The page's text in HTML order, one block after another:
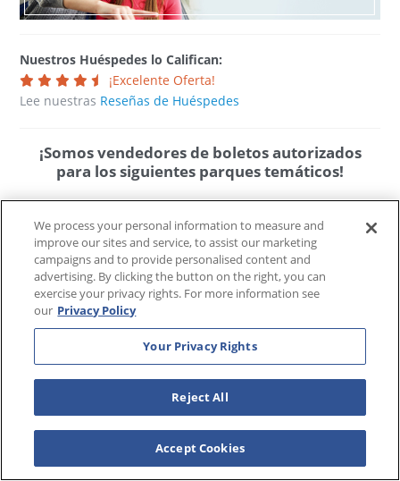
Nuestros Huéspedes lo Califican:
¡Excelente Oferta!
Lee nuestras Reseñas de Huéspedes
¡Somos vendedores de boletos autorizados
para los siguientes parques temáticos!
We process your personal information to measure and
improve our sites and service, to assist our marketing
campaigns and to provide personalised content and
advertising. By clicking the button on the right, you can
exercise your privacy rights. For more information see
our Privacy Policy
Your Privacy Rights
Reject All
Accept Cookies